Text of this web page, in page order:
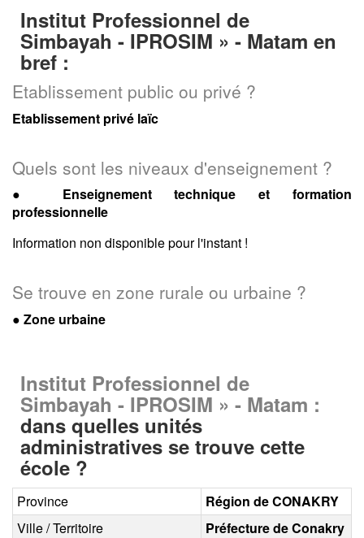
Institut Professionnel de
Simbayah - IPROSIM » - Matam en
bref :
Etablissement public ou privé ?
Etablissement privé laïc
Quels sont les niveaux d'enseignement ?
● Enseignement technique et formation
professionnelle
Information non disponible pour l'instant !
Se trouve en zone rurale ou urbaine ?
● Zone urbaine
Institut Professionnel de
Simbayah - IPROSIM » - Matam :
dans quelles unités
administratives se trouve cette
école ?
Province
Région de CONAKRY
Ville / Territoire
Préfecture de Conakry